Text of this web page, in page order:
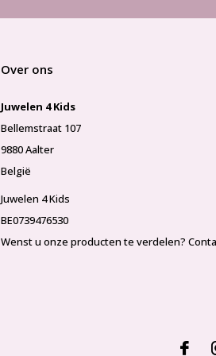
Over ons
Juwelen 4 Kids
Bellemstraat 107
9880 Aalter
België
Juwelen 4 Kids
BE0739476530
Wenst u onze producten te verdelen?